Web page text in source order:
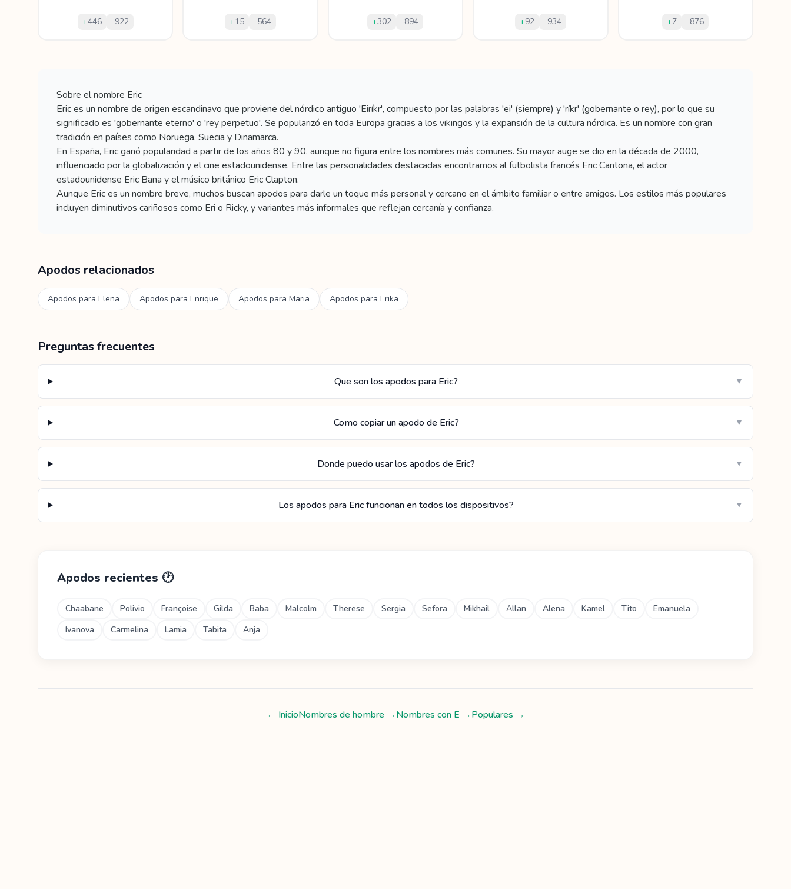
+446 -922 +15 -564 +302 -894 +92 -934 +7 -876
Sobre el nombre Eric
Eric es un nombre de origen escandinavo que proviene del nórdico antiguo 'Eiríkr', compuesto por las palabras 'ei' (siempre) y 'ríkr' (gobernante o rey), por lo que su
significado es 'gobernante eterno' o 'rey perpetuo'. Se popularizó en toda Europa gracias a los vikingos y la expansión de la cultura nórdica. Es un nombre con gran
tradición en países como Noruega, Suecia y Dinamarca.
En España, Eric ganó popularidad a partir de los años 80 y 90, aunque no figura entre los nombres más comunes. Su mayor auge se dio en la década de 2000,
influenciado por la globalización y el cine estadounidense. Entre las personalidades destacadas encontramos al futbolista francés Eric Cantona, el actor
estadounidense Eric Bana y el músico británico Eric Clapton.
Aunque Eric es un nombre breve, muchos buscan apodos para darle un toque más personal y cercano en el ámbito familiar o entre amigos. Los estilos más populares
incluyen diminutivos cariñosos como Eri o Ricky, y variantes más informales que reflejan cercanía y confianza.
Apodos relacionados
Apodos para Elena Apodos para Enrique Apodos para Maria Apodos para Erika
Preguntas frecuentes
Que son los apodos para Eric? ▼
Como copiar un apodo de Eric? ▼
Donde puedo usar los apodos de Eric? ▼
Los apodos para Eric funcionan en todos los dispositivos? ▼
Apodos recientes 🕐
Chaabane Polivio Françoise Gilda Baba Malcolm Therese Sergia Sefora Mikhail Allan Alena Kamel Tito
Emanuela
Ivanova
Carmelina Lamia Tabita Anja
← InicioNombres de hombre →Nombres con E →Populares →